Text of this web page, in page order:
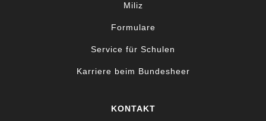
Miliz
Formulare
Service für Schulen
Karriere beim Bundesheer
KONTAKT